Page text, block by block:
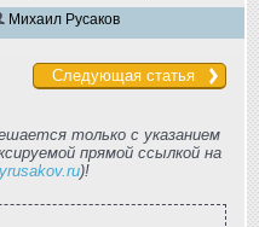
Михаил Русаков
Следующая статья
только с указанием
прямой ссылкой на
)!